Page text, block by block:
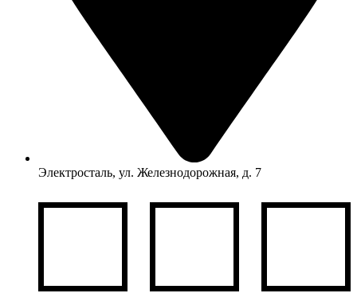
Электросталь, ул. Железнодорожная, д. 7